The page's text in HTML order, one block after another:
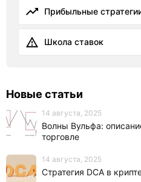
Прибыльные
Школа ставок
Новые статьи
14 августа, 2025
Волны Вульфа:
торговле
14 августа, 2025
Стратегия DCA в